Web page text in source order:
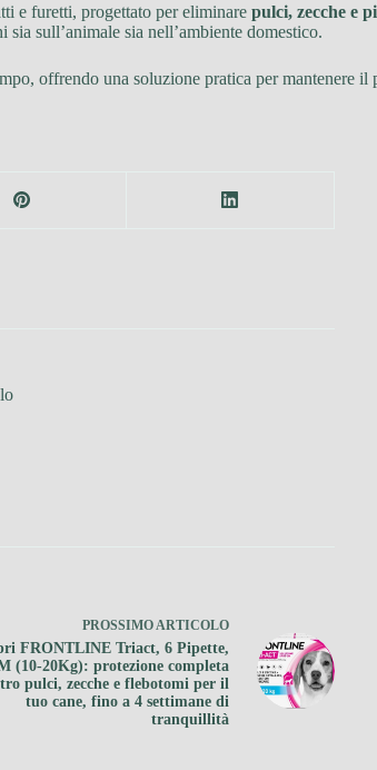
e furetti, progettato per eliminare pulci, zecche e
sull’animale sia nell’ambiente domestico.
offrendo una soluzione pratica per mantenere
PROSSIMO ARTICOLO
FRONTLINE Triact, 6 Pipette,
(10-20Kg): protezione completa
pulci, zecche e flebotomi per il
tuo cane, fino a 4 settimane di
tranquillità